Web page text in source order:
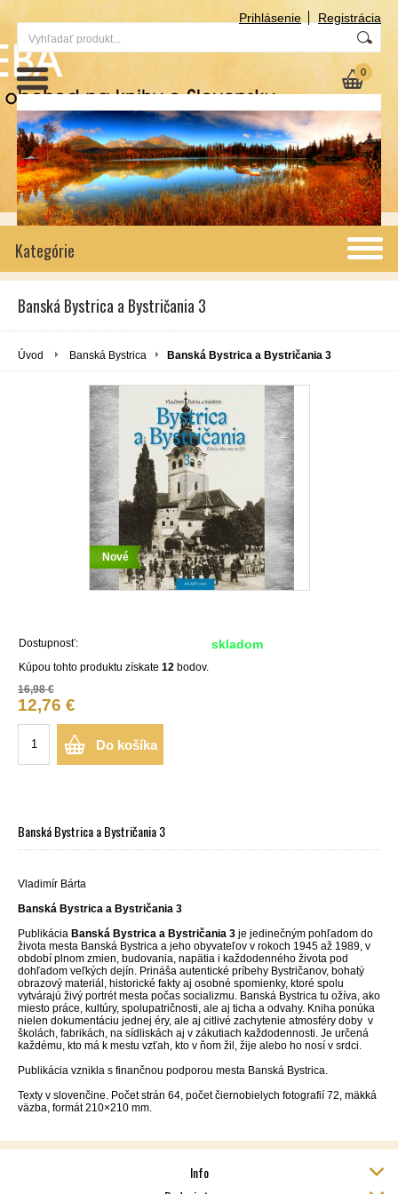
Prihlásenie Registrácia
0
Kategórie
Banská Bystrica a Bystričania 3
Úvod Banská Bystrica Banská Bystrica a Bystričania 3
Nové
Dostupnosť: skladom
Kúpou tohto produktu získate 12 bodov.
16,98 €
12,76 €
Do košíka
Banská Bystrica a Bystričania 3
Vladimír Bárta
Banská Bystrica a Bystričania 3
Publikácia Banská Bystrica a Bystričania 3 je jedinečným pohľadom do
života mesta Banská Bystrica a jeho obyvateľov v rokoch 1945 až 1989, v
období plnom zmien, budovania, napätia i každodenného života pod
dohľadom veľkých dejín. Prináša autentické príbehy Bystričanov, bohatý
obrazový materiál, historické fakty aj osobné spomienky, ktoré spolu
vytvárajú živý portrét mesta počas socializmu. Banská Bystrica tu ožíva, ako
miesto práce, kultúry, spolupatričnosti, ale aj ticha a odvahy. Kniha ponúka
nielen dokumentáciu jednej éry, ale aj citlivé zachytenie atmosféry doby v
školách, fabrikách, na sídliskách aj v zákutiach každodennosti. Je určená
každému, kto má k mestu vzťah, kto v ňom žil, žije alebo ho nosí v srdci.
Publikácia vznikla s finančnou podporou mesta Banská Bystrica.
Texty v slovenčine. Počet strán 64, počet čiernobielych fotografií 72, mäkká
väzba, formát 210×210 mm.
Info